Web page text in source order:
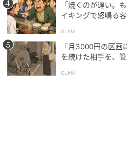
「焼くのが遅い。
イキングで怒鳴る
GLAM
「月3000円の区
を続けた相手を、
GLAM